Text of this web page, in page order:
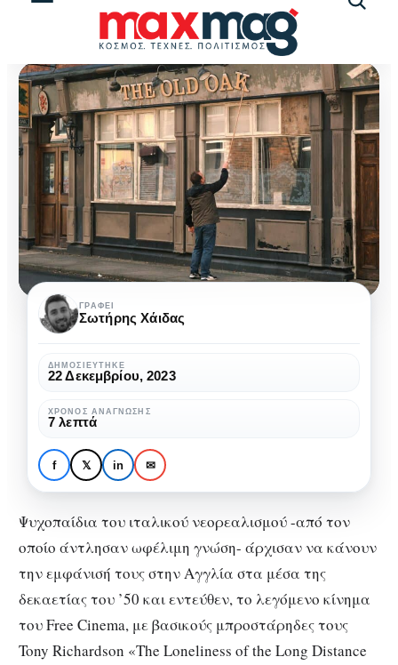
ΚΙΝΗΜΑΤΟΓΡΆΦΟΣ ΚΡΙΤΙΚΈΣ
Η Τελευταία Παμπ: Το
«αντίο» του Κεν Λόουτς
στο σινεμά
Τελευταία
Παμπ:
«αντίο»
του
Κεν
Λόουτς
σινεμά
ΓΡΆΦΕΙ
Σωτήρης Χάιδας
ΔΗΜΟΣΙΕΎΤΗΚΕ
22 Δεκεμβρίου, 2023
ΧΡΌΝΟΣ ΑΝΆΓΝΩΣΗΣ
7 λεπτά
f 𝕏 in ✉
Ψυχοπαίδια του ιταλικού νεορεαλισμού -από τον
οποίο άντλησαν ωφέλιμη γνώση- άρχισαν να κάνουν
την εμφάνισή τους στην Αγγλία στα μέσα της
δεκαετίας του ’50 και εντεύθεν, το λεγόμενο κίνημα
του Free Cinema, με βασικούς μπροστάρηδες τους
Tony Richardson «The Loneliness of the Long Distance